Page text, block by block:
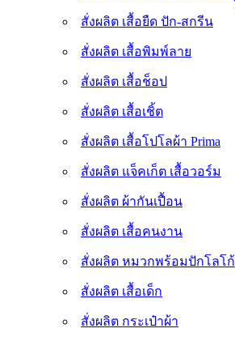
สั่งผลิต เสื้อยืด ปัก-สกรีน
สั่งผลิต เสื้อพิมพ์ลาย
สั่งผลิต เสื้อช็อป
สั่งผลิต เสื้อเชิ้ต
สั่งผลิต เสื้อโปโลผ้า Prima
สั่งผลิต แจ็คเก็ต เสื้อวอร์ม
สั่งผลิต ผ้ากันเปื้อน
สั่งผลิต เสื้อคนงาน
สั่งผลิต หมวกพร้อมปักโลโก้
สั่งผลิต เสื้อเด็ก
สั่งผลิต กระเป๋าผ้า